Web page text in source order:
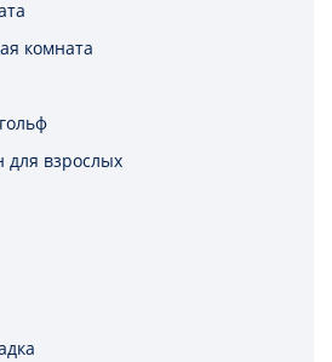
комната
для взрослых